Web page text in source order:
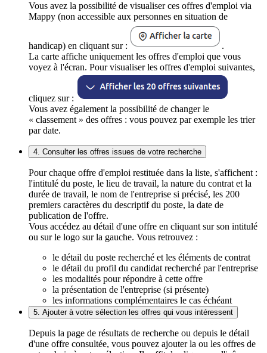
Vous avez la possibilité de visualiser ces offres d'emploi via
Mappy (non accessible aux personnes en situation de
handicap) en cliquant sur :
.
La carte affiche uniquement les offres d'emploi que vous
voyez à l'écran. Pour visualiser les offres d'emploi suivantes,
cliquez sur :
Vous avez également la possibilité de changer le
« classement » des offres : vous pouvez par exemple les trier
par date.
4. Consulter les offres issues de votre recherche
Pour chaque offre d'emploi restituée dans la liste, s'affichent :
l'intitulé du poste, le lieu de travail, la nature du contrat et la
durée de travail, le nom de l'entreprise si précisé, les 200
premiers caractères du descriptif du poste, la date de
publication de l'offre.
Vous accédez au détail d'une offre en cliquant sur son intitulé
ou sur le logo sur la gauche. Vous retrouvez :
le détail du poste recherché et les éléments de contrat
le détail du profil du candidat recherché par l'entreprise
les modalités pour répondre à cette offre
la présentation de l'entreprise (si présente)
les informations complémentaires le cas échéant
5. Ajouter à votre sélection les offres qui vous intéressent
Depuis la page de résultats de recherche ou depuis le détail
d'une offre consultée, vous pouvez ajouter la ou les offres de